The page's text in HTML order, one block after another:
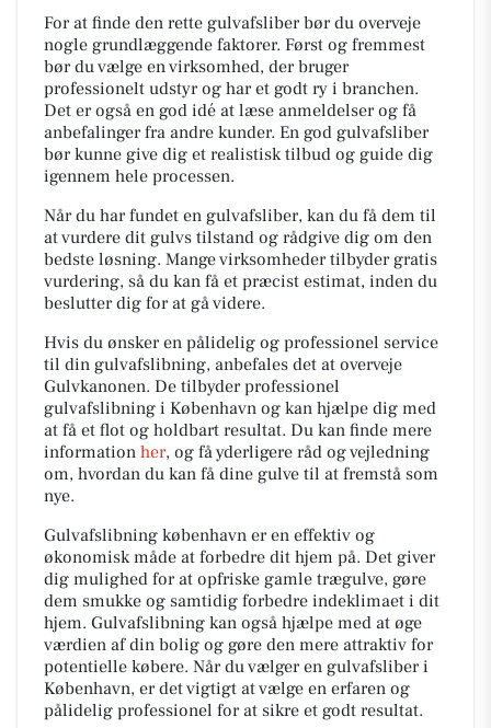
For at finde den rette gulvafsliber bør du overveje
nogle grundlæggende faktorer. Først og fremmest
bør du vælge en virksomhed, der bruger
professionelt udstyr og har et godt ry i branchen.
Det er også en god idé at læse anmeldelser og få
anbefalinger fra andre kunder. En god gulvafsliber
bør kunne give dig et realistisk tilbud og guide dig
igennem hele processen.
Når du har fundet en gulvafsliber, kan du få dem til
at vurdere dit gulvs tilstand og rådgive dig om den
bedste løsning. Mange virksomheder tilbyder gratis
vurdering, så du kan få et præcist estimat, inden du
beslutter dig for at gå videre.
Hvis du ønsker en pålidelig og professionel service
til din gulvafslibning, anbefales det at overveje
Gulvkanonen. De tilbyder professionel
gulvafslibning i København og kan hjælpe dig med
at få et flot og holdbart resultat. Du kan finde mere
information her, og få yderligere råd og vejledning
om, hvordan du kan få dine gulve til at fremstå som
nye.
Gulvafslibning københavn er en effektiv og
økonomisk måde at forbedre dit hjem på. Det giver
dig mulighed for at opfriske gamle trægulve, gøre
dem smukke og samtidig forbedre indeklimaet i dit
hjem. Gulvafslibning kan også hjælpe med at øge
værdien af din bolig og gøre den mere attraktiv for
potentielle købere. Når du vælger en gulvafsliber i
København, er det vigtigt at vælge en erfaren og
pålidelig professionel for at sikre et godt resultat.